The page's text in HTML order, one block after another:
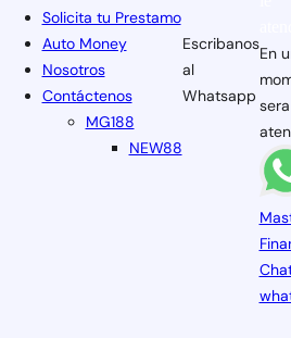
Solicita tu Prestamo
Auto Money
Nosotros
Contáctenos
MG188
NEW88
Escribanos
al
Whatsapp
En
sera